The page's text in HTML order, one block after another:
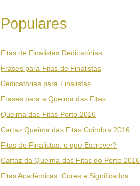
Populares
Fitas de Finalistas Dedicatórias
Frases para Fitas de Finalistas
Dedicatórias para Finalistas
Frases para a Queima das Fitas
Queima das Fitas Porto 2016
Cartaz Queima das Fitas Coimbra 2016
Fitas de Finalistas: o que Escrever?
Cartaz da Queima das Fitas do Porto 2016
Fitas Académicas: Cores e Significados